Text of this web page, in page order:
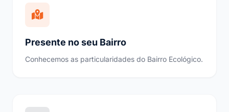
Presente no seu Bairro
Conhecemos as particularidades do Bairro Ecológico.